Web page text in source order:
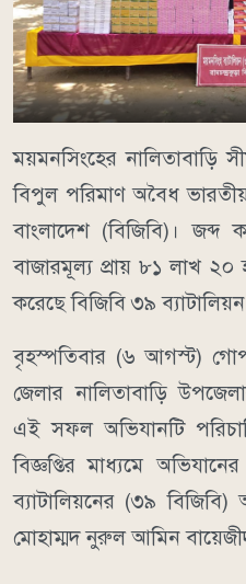
ময়মনসিংহের নালিতাবাড়ি
বিপুল পরিমাণ অবৈধ
বাংলাদেশ (বিজিবি)।
বাজারমূল্য প্রায় ৮১ লাখ ২০
করেছে বিজিবি ৩৯
বৃহস্পতিবার (৬ আগস্ট)
জেলার নালিতাবাড়ি
এই সফল অভিযানটি
বিজ্ঞপ্তির মাধ্যমে
ব্যাটালিয়নের (৩৯ বিজিবি)
মোহাম্মদ নুরুল আমিন